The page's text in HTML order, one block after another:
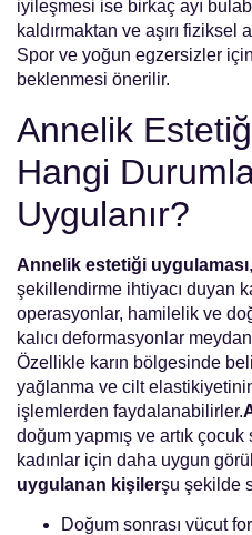
iyileşmesi ise birkaç ayı
kaldırmaktan ve aşırı fiziksel
Spor ve yoğun egzersizler
beklenmesi önerilir.
Annelik
Hangi
Uygulanır?
Annelik estetiği uygulaması
şekillendirme ihtiyacı duyan
operasyonlar, hamilelik ve
kalıcı deformasyonlar
Özellikle karın bölgesinde
yağlanma ve cilt
işlemlerden faydalanabilirler.
doğum yapmış ve artık
kadınlar için daha uygun
uygulanan kişilerşu şekilde
Doğum sonrası vücut